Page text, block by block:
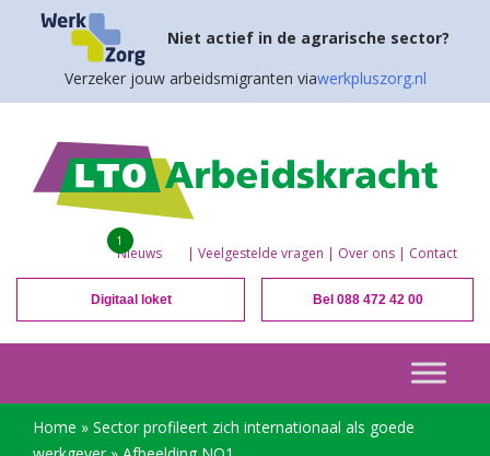
Niet actief in de agrarische sector?
Verzeker jouw arbeidsmigranten viawerkpluszorg.nl
Nieuws
1
| Veelgestelde vragen | Over ons | Contact
Digitaal loket Bel 088 472 42 00
Home » Sector profileert zich internationaal als goede